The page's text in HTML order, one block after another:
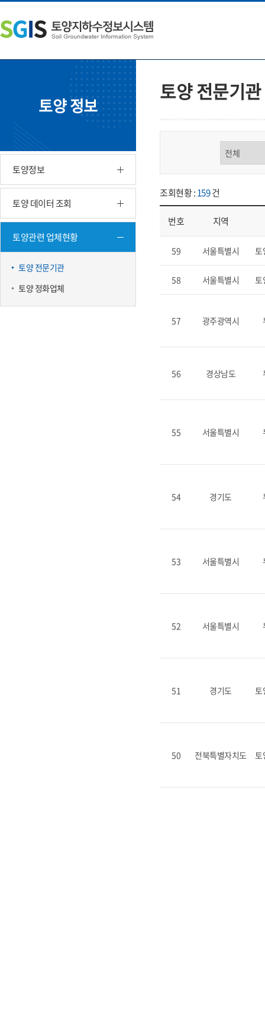
문
내
용
쪽
메
뉴
단
주
소
토양 정보
토양정보
토양 데이터 조회
토양관련 업체현황
토양 전문기관
토양 정화업체
토양 전문기관
조회현황 :159건
번호 지역
59 서울특별시 토
58 서울특별시 토
57 광주광역시
56 경상남도
55 서울특별시
54 경기도
53 서울특별시
52 서울특별시
51 경기도 토
50 전북특별자치도 토